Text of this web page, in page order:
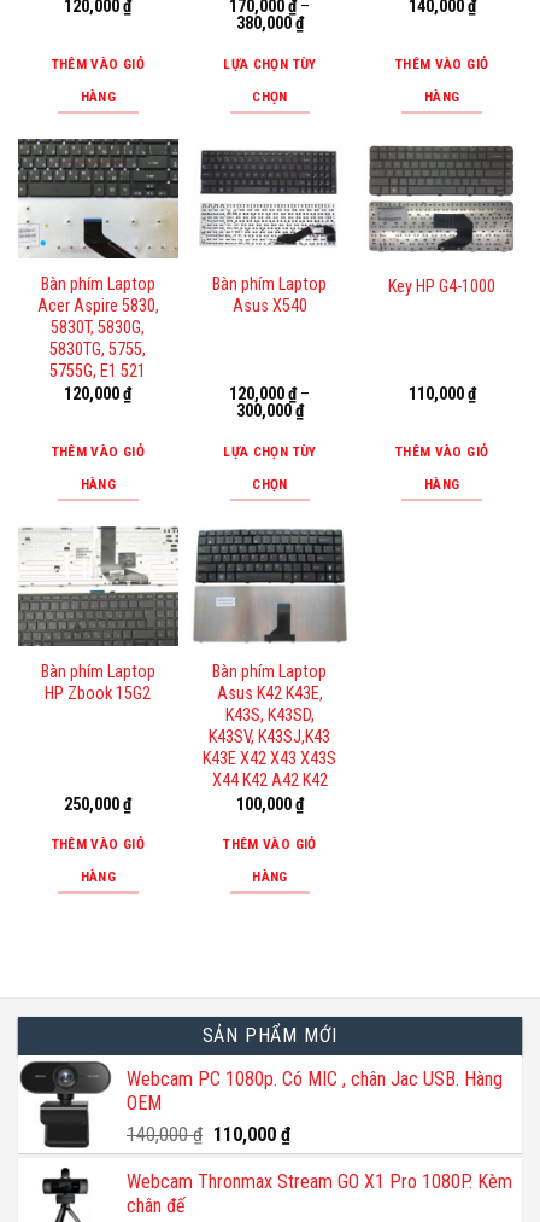
120,000₫
THÊM VÀO GIỎ
HÀNG
170,000₫–
380,000₫
LỰA CHỌN TÙY
CHỌN
phẩm
này
có
nhiều
thể.
có
được
chọn
trang
sản
phẩm
140,000₫
THÊM VÀO GIỎ
HÀNG
Bàn phím Laptop
Acer Aspire 5830,
5830T, 5830G,
5830TG, 5755,
5755G, E1 521
120,000₫
THÊM VÀO GIỎ
HÀNG
Bàn phím Laptop
Asus X540
120,000₫–
300,000₫
LỰA CHỌN TÙY
CHỌN
phẩm
này
có
nhiều
thể.
Các
tùy
chọn
có
được
chọn
Key HP G4-1000
110,000₫
THÊM VÀO GIỎ
HÀNG
Bàn phím Laptop
HP Zbook 15G2
250,000₫
THÊM VÀO GIỎ
HÀNG
Bàn phím Laptop
Asus K42 K43E,
K43S, K43SD,
K43SV, K43SJ,K43
K43E X42 X43 X43S
X44 K42 A42 K42
100,000₫
THÊM VÀO GIỎ
HÀNG
SẢN PHẨM MỚI
Webcam PC 1080p. Có MIC , chân Jac USB. Hàng
OEM
140,000₫ Giá
gốc
là:
110,000 ₫Giá
hiện
tại
Webcam Thronmax Stream GO X1 Pro 1080P. Kèm
chân đế